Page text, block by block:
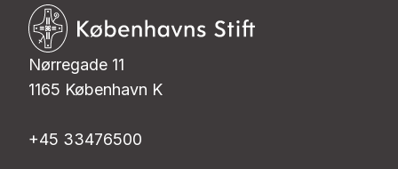
Nørregade 11
1165 København K
+45 33476500